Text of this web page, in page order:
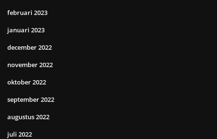
februari 2023
januari 2023
december 2022
november 2022
oktober 2022
september 2022
augustus 2022
juli 2022